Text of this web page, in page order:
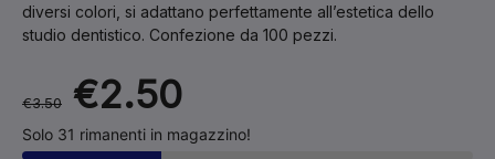
diversi colori, si adattano perfettamente all’estetica dello
studio dentistico. Confezione da 100 pezzi.
€3.50 €2.50
Solo 31 rimanenti in magazzino!